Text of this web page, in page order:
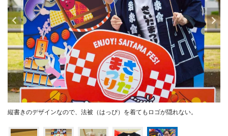
縦書きのデザインなので、法被（はっぴ）を着てもロゴが隠れない。